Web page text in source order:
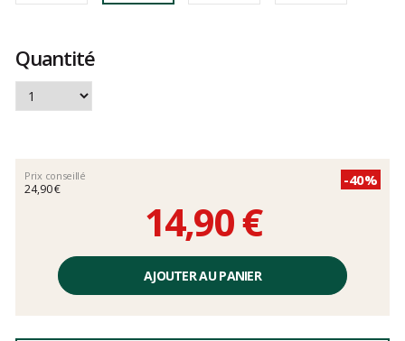
Quantité
Prix conseillé
24,90 €
-40%
14,90 €
unitaire,
AJOUTER AU PANIER